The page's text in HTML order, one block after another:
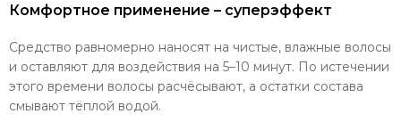
Комфортное применение – суперэффект
Средство равномерно наносят на чистые, влажные волосы
и оставляют для воздействия на 5–10 минут. По истечении
этого времени волосы расчёсывают, а остатки состава
смывают тёплой водой.